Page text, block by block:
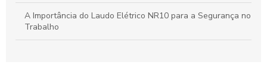
A Importância do Laudo Elétrico NR10 para a Segurança no
Trabalho